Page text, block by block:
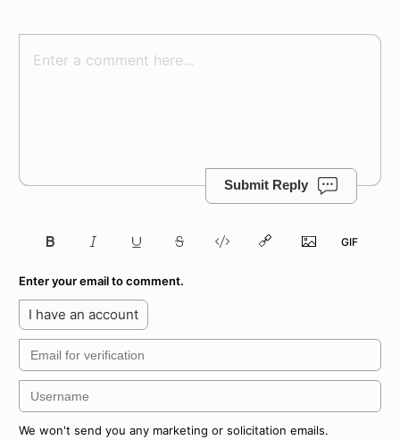
Submit Reply
Enter your email to comment.
I have an account
We won't send you any marketing or solicitation emails.